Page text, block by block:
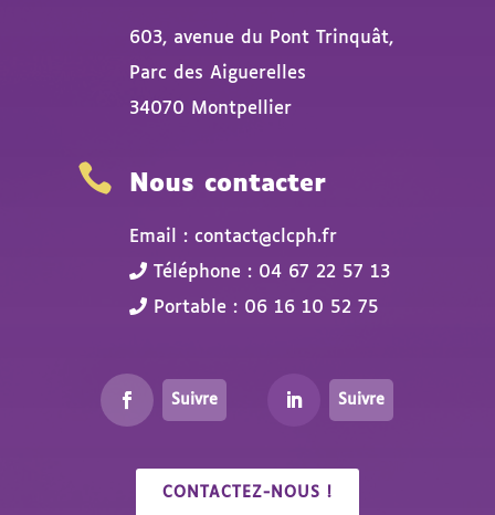
603, avenue du Pont Trinquât,
Parc des Aiguerelles
34070 Montpellier
 Nous contacter
Email : contact@clcph.fr
Téléphone : 04 67 22 57 13
Portable : 06 16 10 52 75
Suivre Suivre
CONTACTEZ-NOUS !